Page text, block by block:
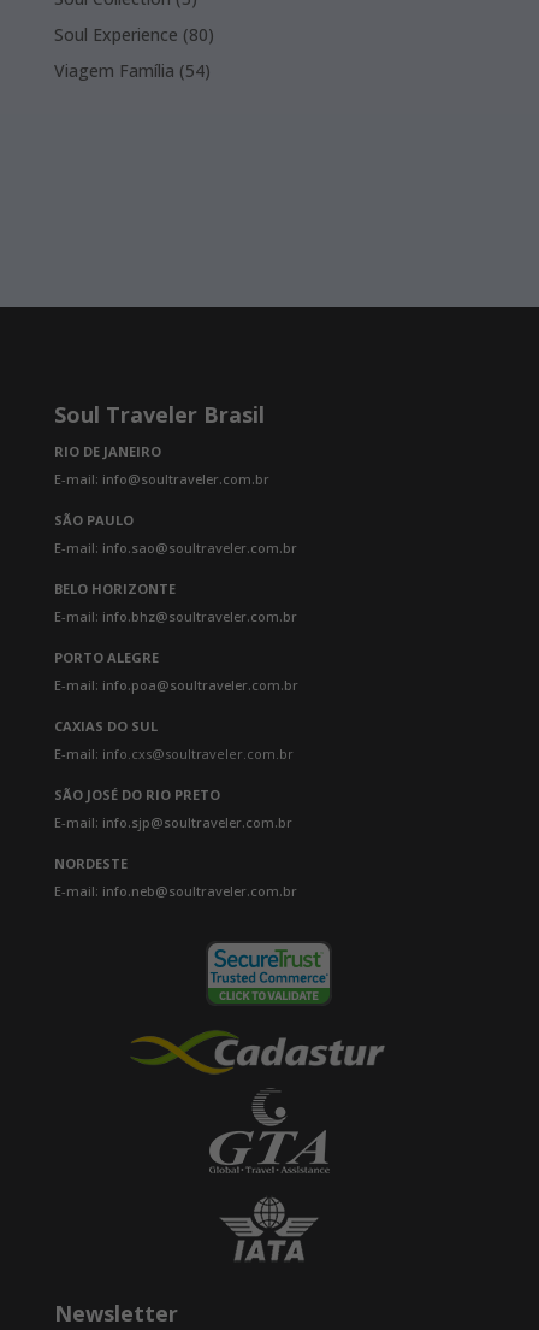
products
Soul Experience 8080
products
Viagem Família 5454
Soul Traveler Brasil
RIO DE JANEIRO
E-mail: info@soultraveler.com.br
SÃO PAULO
E-mail: info.sao@soultraveler.com.br
BELO HORIZONTE
E-mail: info.bhz@soultraveler.com.br
PORTO ALEGRE
E-mail: info.poa@soultraveler.com.br
CAXIAS DO SUL
E-mail: info.cxs@soultraveler.com.br
SÃO JOSÉ DO RIO PRETO
E-mail: info.sjp@soultraveler.com.br
NORDESTE
E-mail: info.neb@soultraveler.com.br
Newsletter